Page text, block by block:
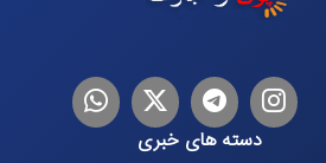
اینستاگرام
تلگرام توییترلینکدین
دسته های خبری